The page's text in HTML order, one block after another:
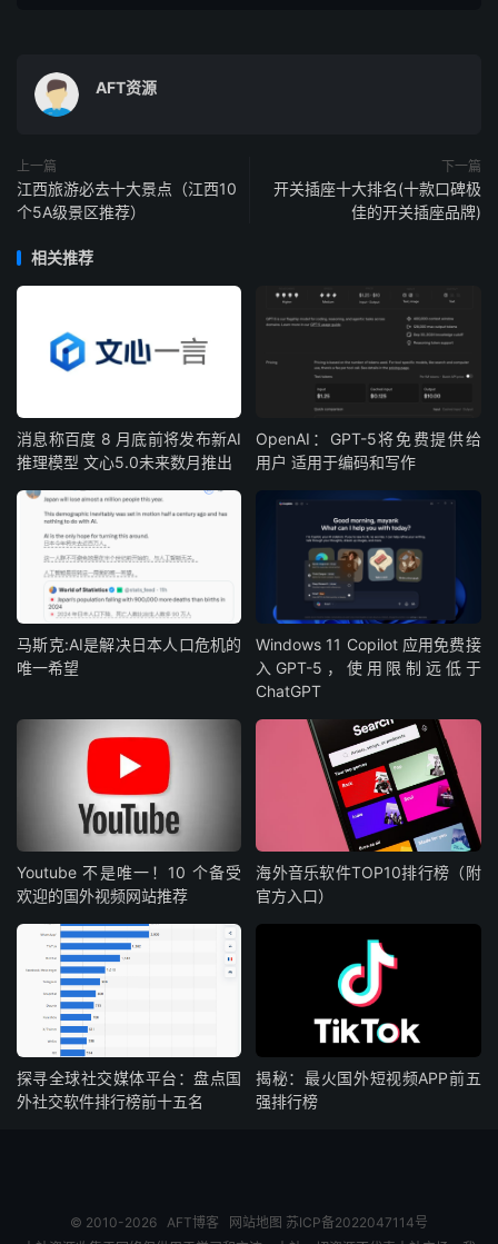
AFT资源
上一篇
江西旅游必去十大景点（江西10
个5A级景区推荐）
下一篇
开关插座十大排名(十款口碑极
佳的开关插座品牌)
相关推荐
消息称百度 8 月底前将发布新AI
推理模型 文心5.0未来数月推出
OpenAI：GPT-5将免费提供给
用户 适用于编码和写作
马斯克:AI是解决日本人口危机的
唯一希望
Windows 11 Copilot 应用免费接
入GPT-5，使用限制远低于
ChatGPT
Youtube 不是唯一！10 个备受
欢迎的国外视频网站推荐
海外音乐软件TOP10排行榜（附
官方入口）
探寻全球社交媒体平台：盘点国
外社交软件排行榜前十五名
揭秘：最火国外短视频APP前五
强排行榜
© 2010-2026 AFT博客 网站地图 苏ICP备2022047114号